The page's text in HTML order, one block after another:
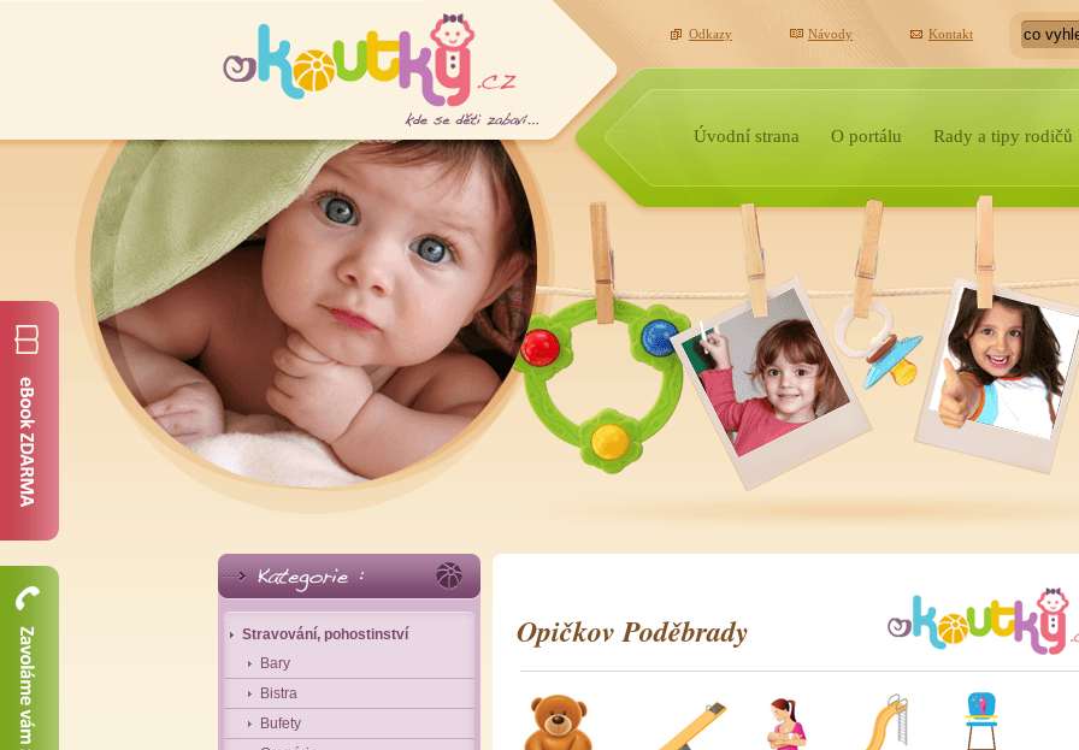
Odkazy Návody Kontakt
Úvodní strana O portálu Rady a tipy rodičů
Stravování, pohostinství
Bary
Bistra
Bufety
Opičkov Poděbrady